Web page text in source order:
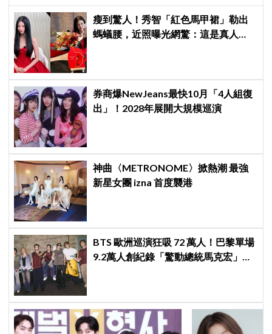
瘦到驚人！秀智「紅色馬甲裙」勒出
螞蟻腰，近照曝光網驚：這是真人
券商爆NewJeans最快10月「4人組復
出」！2028年展開大規模巡演
神曲〈METRONOME〉掀熱潮 最強
新星女團 izna 首度襲港
BTS 歐洲巡演狂吸 72 萬人！巴黎單場
9.2萬人創紀錄「驚動總統馬克宏」下